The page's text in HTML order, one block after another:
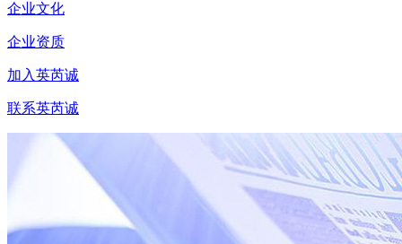
企业文化
企业资质
加入英芮诚
联系英芮诚